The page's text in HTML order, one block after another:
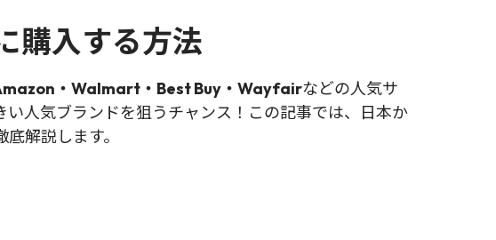
購入する方法
・Walmart・Best Buy・Wayfairなどの人気サ
人気ブランドを狙うチャンス！この記事では、日本か
底解説します。